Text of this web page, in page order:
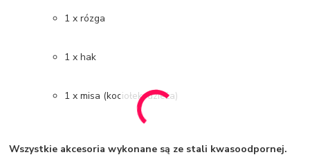
1 x rózga
1 x hak
1 x misa (kociołek, dzieża)
Wszystkie akcesoria wykonane są ze stali kwasoodpornej.